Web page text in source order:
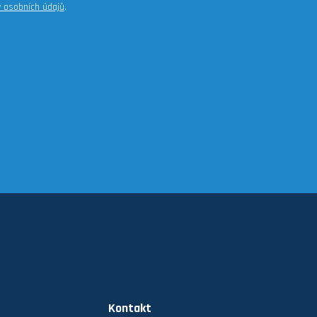
údajů.
Kontakt